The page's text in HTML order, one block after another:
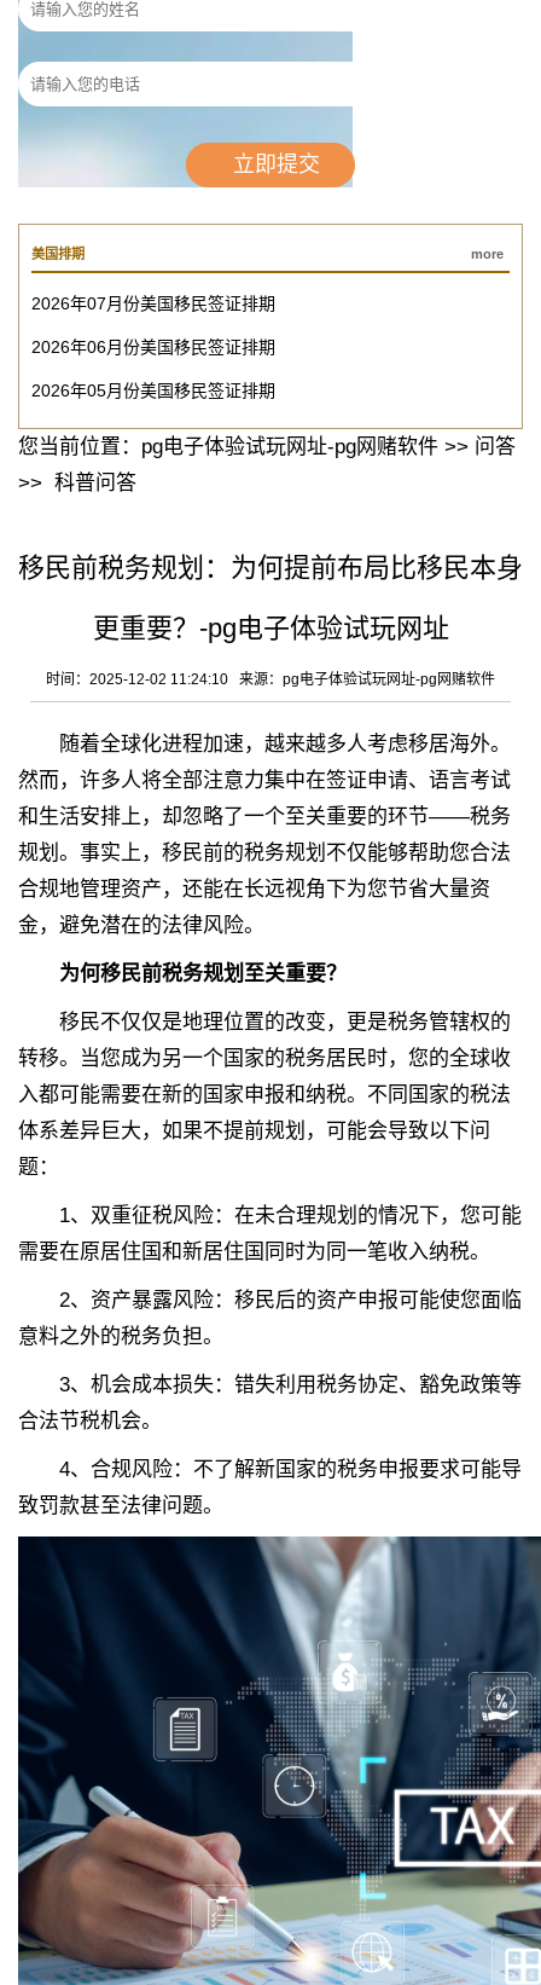
美国排期 more
2026年07月份美国移民签证排期
2026年06月份美国移民签证排期
2026年05月份美国移民签证排期
您当前位置： pg电子体验试玩网址-pg网赌软件 >> 问答
>> 科普问答
移民前税务规划：为何提前布局比移民本身
更重要？-pg电子体验试玩网址
时间：2025-12-02 11:24:10 来源： pg电子体验试玩网址-pg网赌软件
随着全球化进程加速，越来越多人考虑移居海外。
然而，许多人将全部注意力集中在签证申请、语言考试
和生活安排上，却忽略了一个至关重要的环节——税务
规划。事实上，移民前的税务规划不仅能够帮助您合法
合规地管理资产，还能在长远视角下为您节省大量资
金，避免潜在的法律风险。
为何移民前税务规划至关重要？
移民不仅仅是地理位置的改变，更是税务管辖权的
转移。当您成为另一个国家的税务居民时，您的全球收
入都可能需要在新的国家申报和纳税。不同国家的税法
体系差异巨大，如果不提前规划，可能会导致以下问
题：
1、双重征税风险：在未合理规划的情况下，您可能
需要在原居住国和新居住国同时为同一笔收入纳税。
2、 资产暴露风险：移民后的资产申报可能使您面临
意料之外的税务负担。
3、 机会成本损失：错失利用税务协定、豁免政策等
合法节税机会。
4、 合规风险：不了解新国家的税务申报要求可能导
致罚款甚至法律问题。